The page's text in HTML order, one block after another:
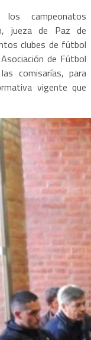
campeonatos
jueza de Paz de
clubes de fútbol
de Fútbol
comisarías, para
vigente que